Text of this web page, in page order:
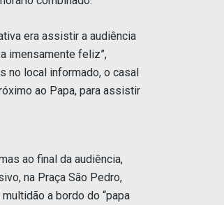
era assistir a audiência
imensamente feliz”,
no local informado, o casal
ao Papa, para assistir
ao final da audiência,
na Praça São Pedro,
a bordo do “papa